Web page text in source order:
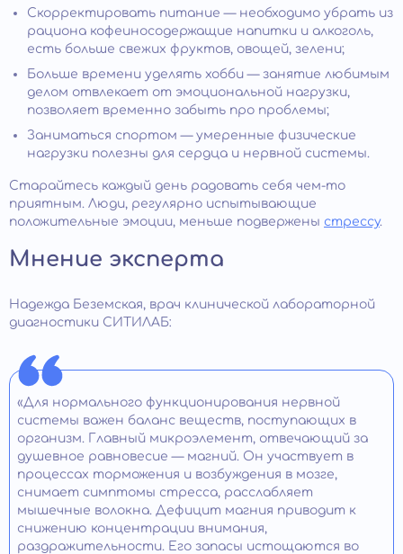
Скорректировать питание — необходимо убрать из
рациона кофеиносодержащие напитки и алкоголь,
есть больше свежих фруктов, овощей, зелени;
Больше времени уделять хобби — занятие любимым
делом отвлекает от эмоциональной нагрузки,
позволяет временно забыть про проблемы;
Заниматься спортом — умеренные физические
нагрузки полезны для сердца и нервной системы.
Старайтесь каждый день радовать себя чем-то
приятным. Люди, регулярно испытывающие
положительные эмоции, меньше подвержены стрессу.
Мнение эксперта
Надежда Беземская, врач клинической лабораторной
диагностики СИТИЛАБ:
«Для нормального функционирования нервной
системы важен баланс веществ, поступающих в
организм. Главный микроэлемент, отвечающий за
душевное равновесие — магний. Он участвует в
процессах торможения и возбуждения в мозге,
снимает симптомы стресса, расслабляет
мышечные волокна. Дефицит магния приводит к
снижению концентрации внимания,
раздражительности. Его запасы истощаются во